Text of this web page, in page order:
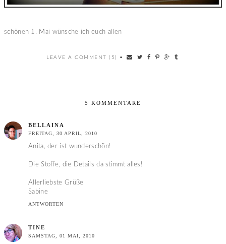
schönen 1. Mai wünsche ich euch allen
LEAVE A COMMENT (5) •
5 KOMMENTARE
BELLAINA
FREITAG, 30 APRIL, 2010
Anita, der ist wunderschön!
Die Stoffe, die Details da stimmt alles!
Allerliebste Grüße
Sabine
ANTWORTEN
TINE
SAMSTAG, 01 MAI, 2010